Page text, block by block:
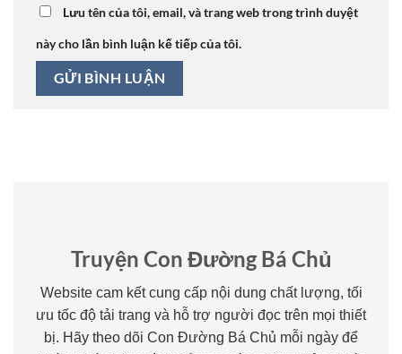
Lưu tên của tôi, email, và trang web trong trình duyệt
này cho lần bình luận kế tiếp của tôi.
Truyện Con Đường Bá Chủ
Website cam kết cung cấp nội dung chất lượng, tối
ưu tốc độ tải trang và hỗ trợ người đọc trên mọi thiết
bị. Hãy theo dõi Con Đường Bá Chủ mỗi ngày để